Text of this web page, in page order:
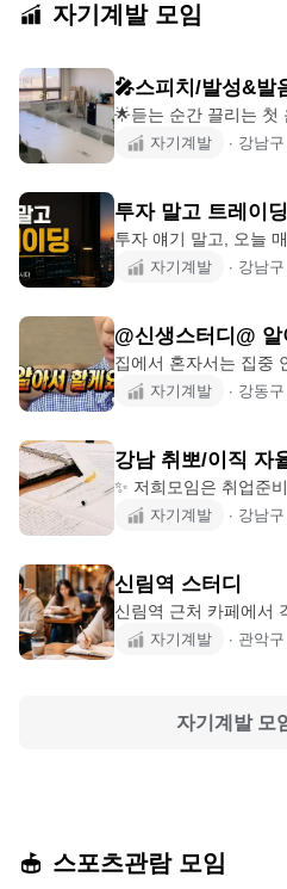
자기계발 모임
🎤스피치/발성&발
🌟듣는 순간 끌리는 첫
소리라도 전달력이 없
자기계발 ∙ 강남구
투자 얘기 말고, 오늘 매매 얘기
임’이 아니라 ‘트레이딩
자기계발 ∙ 강남구
@신생스터디@
집에서 혼자서는 집중 안되시
이제한: 없음 집에서 혼
자기계발 ∙ 강동구
강남 취뽀/이직 자
✨ 저희모임은 취업준
는 모든분들을 위한 자
자기계발 ∙ 강남구
신림역 스터디
신림역 근처 카페에서
디입니다. 취업 준
자기계발 ∙ 관악구
자기계발모
스포츠관람 모임